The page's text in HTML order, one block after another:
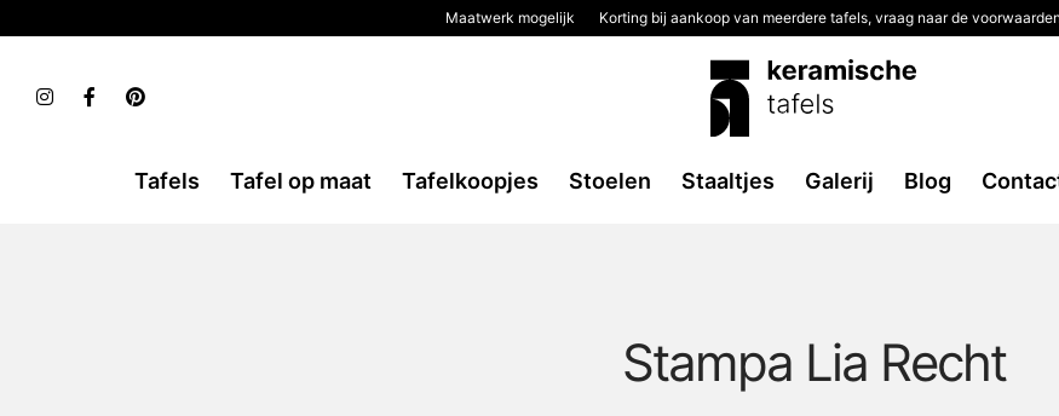
Maatwerk mogelijk Korting bij aankoop van meerdere tafels, vraag naar de voorwaarden
Tafels Tafel op maat Tafelkoopjes Stoelen Staaltjes Galerij Blog Contact
Stampa Lia Recht